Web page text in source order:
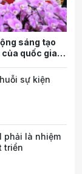
sáng tạo
quốc gia
sự kiện
phải là nhiệm
triển